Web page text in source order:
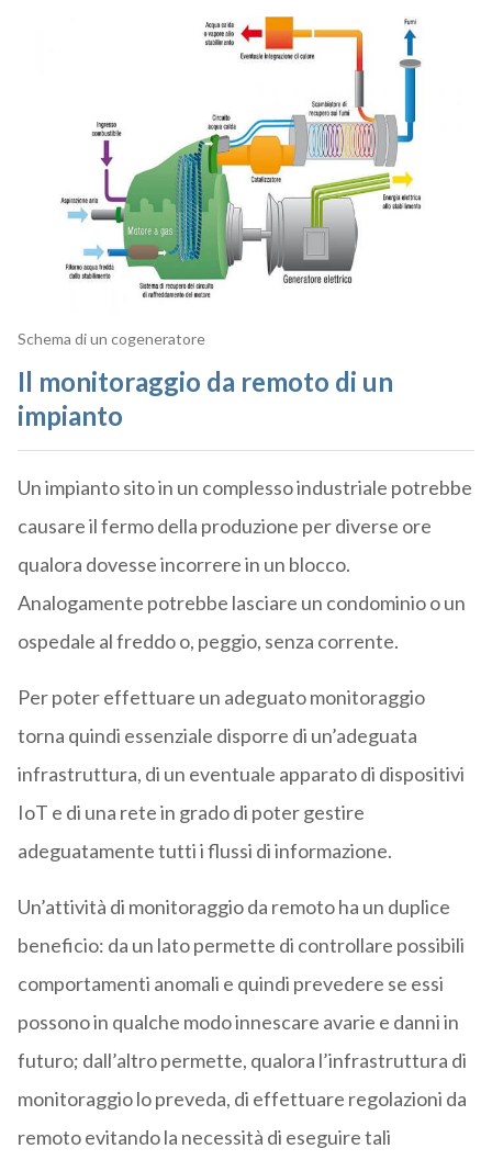
Schema di un cogeneratore
Il monitoraggio da remoto di un
impianto
Un impianto sito in un complesso industriale potrebbe
causare il fermo della produzione per diverse ore
qualora dovesse incorrere in un blocco.
Analogamente potrebbe lasciare un condominio o un
ospedale al freddo o, peggio, senza corrente.
Per poter effettuare un adeguato monitoraggio
torna quindi essenziale disporre di un’adeguata
infrastruttura, di un eventuale apparato di dispositivi
IoT e di una rete in grado di poter gestire
adeguatamente tutti i flussi di informazione.
Un’attività di monitoraggio da remoto ha un duplice
beneficio: da un lato permette di controllare possibili
comportamenti anomali e quindi prevedere se essi
possono in qualche modo innescare avarie e danni in
futuro; dall’altro permette, qualora l’infrastruttura di
monitoraggio lo preveda, di effettuare regolazioni da
remoto evitando la necessità di eseguire tali